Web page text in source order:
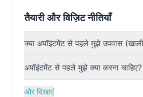
तैयारी और विज़िट नीतियाँ
क्या अपॉइंटमेंट से पहले मुझे उपवास (खाली
अपॉइंटमेंट से पहले मुझे क्या करना चाहिए?
और दिखाएं